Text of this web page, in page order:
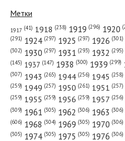
№ 219 от ноября 1954 года —
№ 55 от марта 1949 года —
Метки
1917 (41) 1918 (238) 1919 (296) 1920
(291) 1924 (297) 1925 (297) 1926 (301)
(302) 1930 (297) 1931 (293) 1932 (295)
(145) 1937 (147) 1938 (300) 1939 (299)
(307) 1943 (265) 1944 (256) 1945 (258)
(259) 1949 (257) 1950 (261) 1951 (257)
(259) 1955 (259) 1956 (259) 1957 (256)
(309) 1961 (305) 1962 (306) 1963 (306)
(606) 1968 (304) 1969 (305) 1970 (306)
(305) 1974 (305) 1975 (305) 1976 (306)